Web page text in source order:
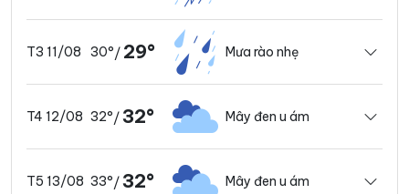
T3 11/08 30°/ 29° Mưa rào nhẹ
T4 12/08 32°/ 32° Mây đen u ám
T5 13/08 33°/ 32° Mây đen u ám